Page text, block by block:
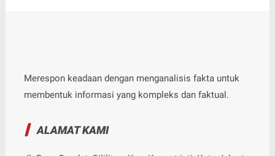
Merespon keadaan dengan menganalisis fakta untuk
membentuk informasi yang kompleks dan faktual.
ALAMAT KAMI